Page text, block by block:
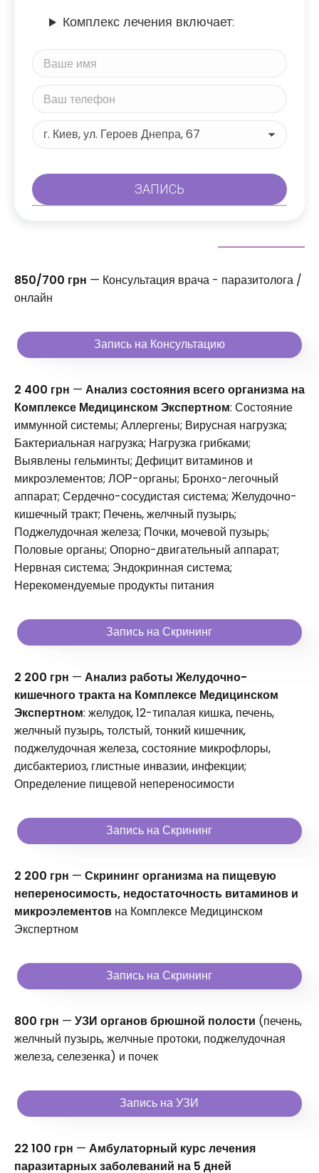
Комплекс лечения включает:
850/700 грн — Консультация врача - паразитолога /
онлайн
Запись на Консультацию
2 400 грн — Анализ состояния всего организма на
Комплексе Медицинском Экспертном: Состояние
иммунной системы; Аллергены; Вирусная нагрузка;
Бактериальная нагрузка; Нагрузка грибками;
Выявлены гельминты; Дефицит витаминов и
микроэлементов; ЛОР-органы; Бронхо-легочный
аппарат; Сердечно-сосудистая система; Желудочно-
кишечный тракт; Печень, желчный пузырь;
Поджелудочная железа; Почки, мочевой пузырь;
Половые органы; Опорно-двигательный аппарат;
Нервная система; Эндокринная система;
Нерекомендуемые продукты питания
Запись на Скрининг
2 200 грн — Анализ работы Желудочно-
кишечного тракта на Комплексе Медицинском
Экспертном: желудок, 12-типалая кишка, печень,
желчный пузырь, толстый, тонкий кишечник,
поджелудочная железа, состояние микрофлоры,
дисбактериоз, глистные инвазии, инфекции;
Определение пищевой непереносимости
Запись на Скрининг
2 200 грн — Скрининг организма на пищевую
непереносимость, недостаточность витаминов и
микроэлементов на Комплексе Медицинском
Экспертном
Запись на Скрининг
800 грн — УЗИ органов брюшной полости (печень,
желчный пузырь, желчные протоки, поджелудочная
железа, селезенка) и почек
Запись на УЗИ
22 100 грн — Амбулаторный курс лечения
паразитарных заболеваний на 5 дней